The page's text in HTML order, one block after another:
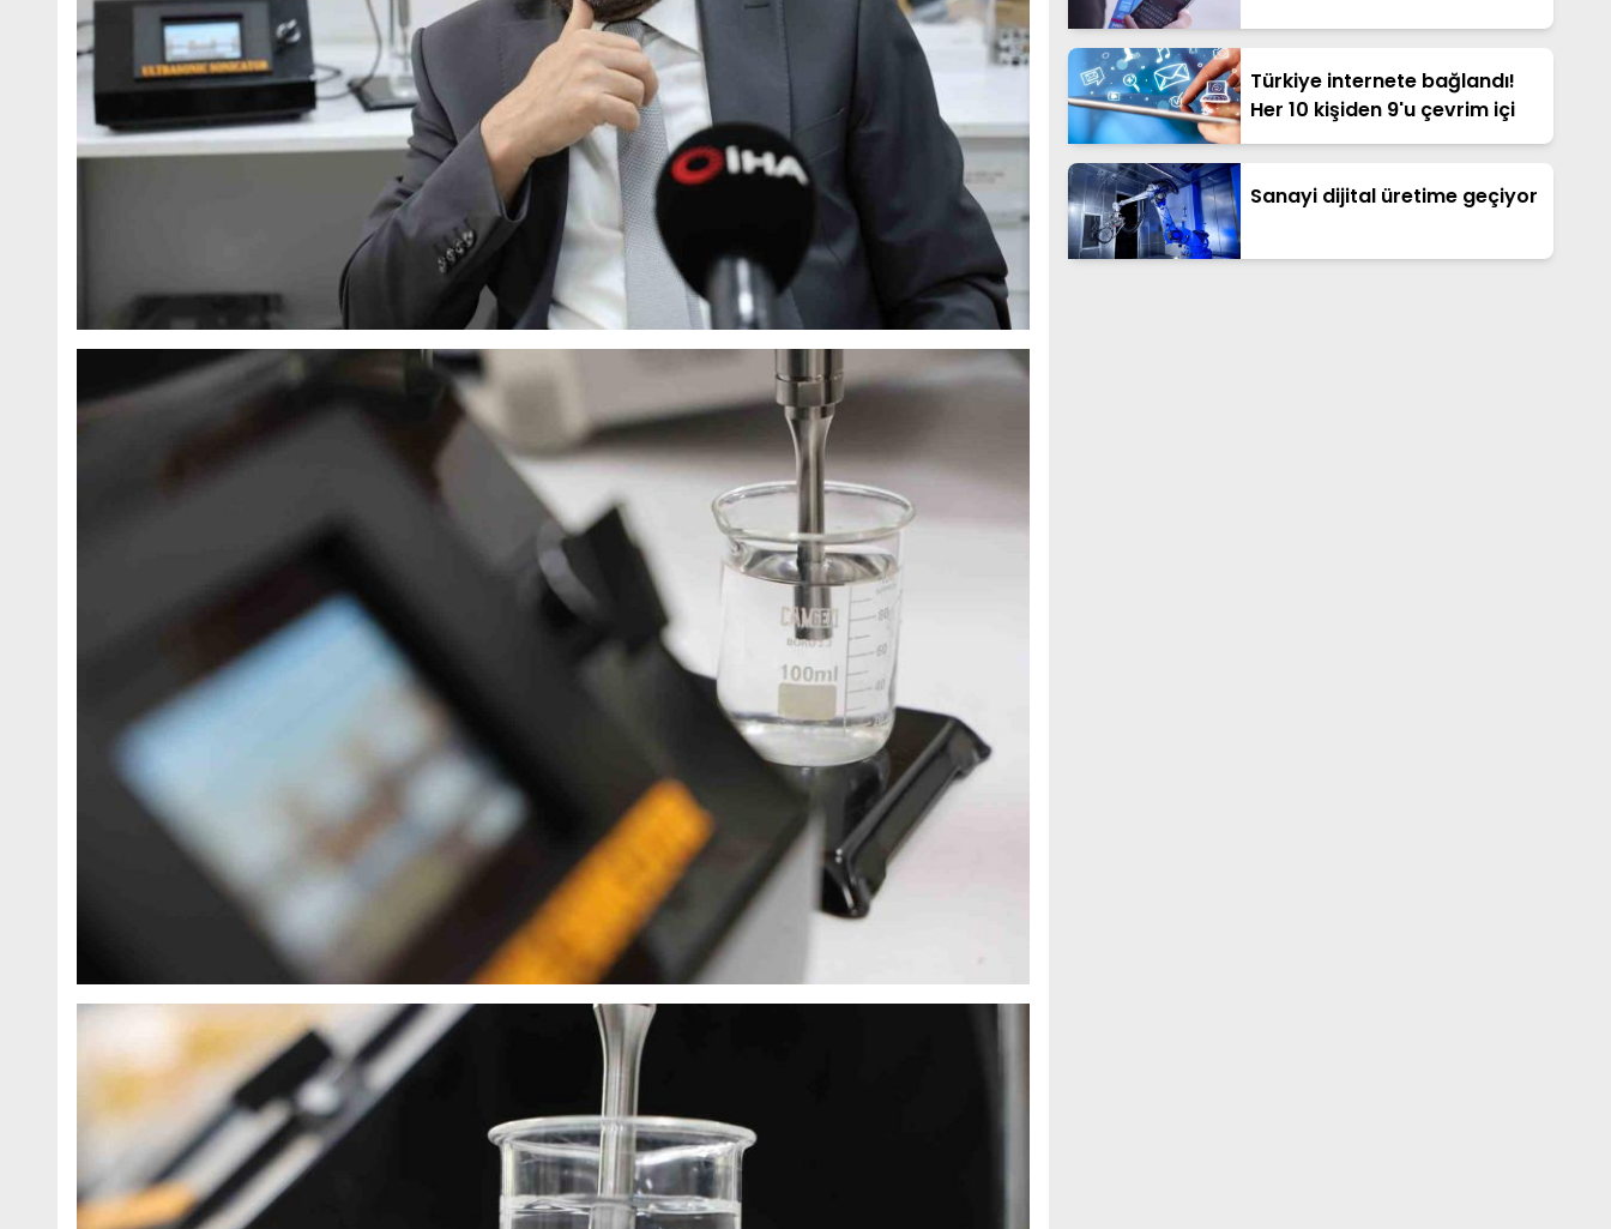
Türkiye internete bağlandı!
Her 10 kişiden 9'u çevrim içi
Sanayi dijital üretime geçiyor